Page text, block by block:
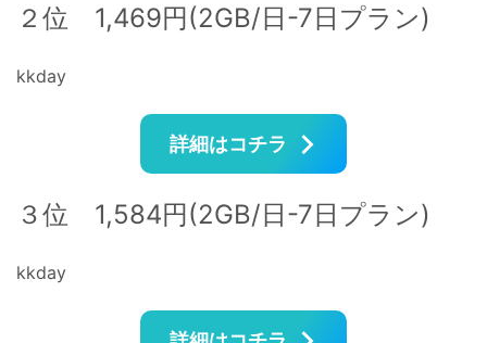
２位 1,469円(2GB/日-7日プラン)
kkday
詳細はコチラ
３位 1,584円(2GB/日-7日プラン)
kkday